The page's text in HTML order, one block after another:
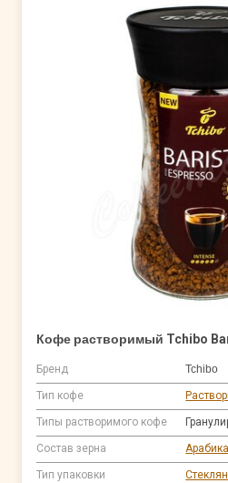
Кофе растворимый Tchibo
Бренд Tchibo
Тип кофе
Типы растворимого кофе
Состав зерна
Тип упаковки